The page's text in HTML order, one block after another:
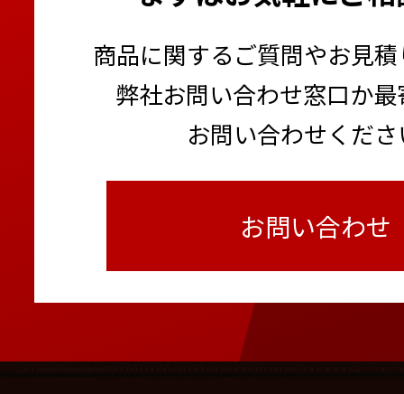
商品に関するご質問やお見
弊社お問い合わせ窓口か
お問い合わせくだ
お問い合わせ